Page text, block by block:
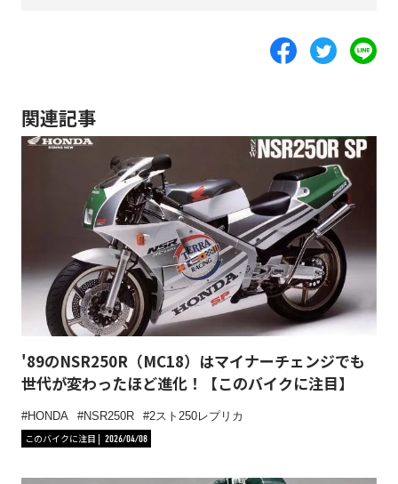
関連記事
'89のNSR250R（MC18）はマイナーチェンジでも
世代が変わったほど進化！【このバイクに注目】
HONDA NSR250R
2スト250レプリカ
このバイクに注目
2026/04/08